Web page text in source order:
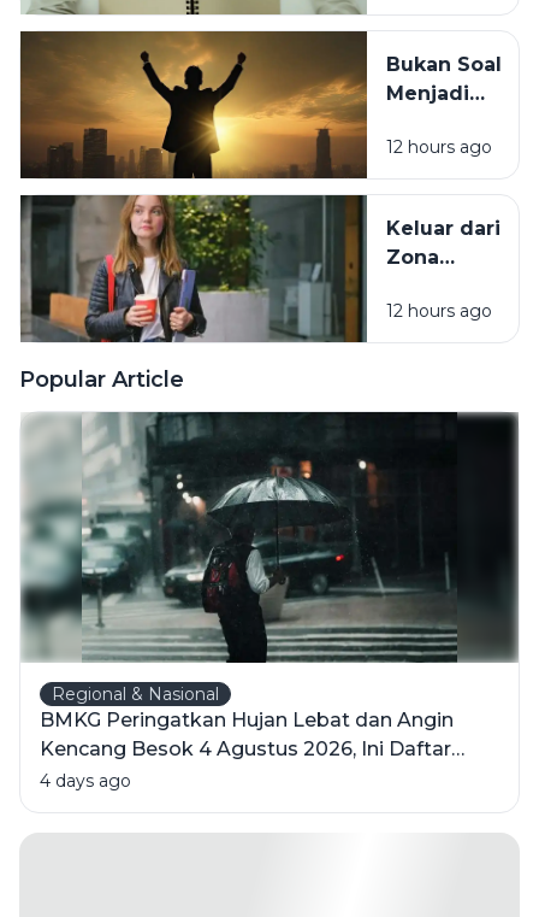
Tubuh
Sedang
Minta
Bukan Soal
Menjadi
Ini Cara
Berubah
Kehilangan
Diri Sendiri
12 hours ago
Keluar dari
Zona
Tanpa Harus
Memaksakan
12 hours ago
Popular Article
Regional & Nasional
BMKG Peringatkan Hujan Lebat dan Angin
Kencang Besok 4 Agustus 2026, Ini Daftar
Wilayahnya
4 days ago